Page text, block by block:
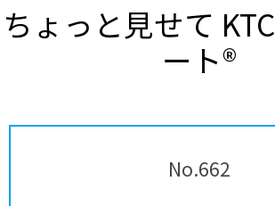
ちょっと見せて
ート®
No.662